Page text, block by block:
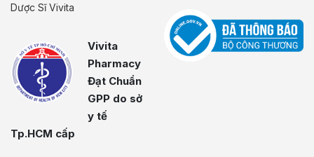
Dược Sĩ Vivita
Vivita
Pharmacy
Đạt Chuẩn
GPP do sở
y tế
Tp.HCM cấp